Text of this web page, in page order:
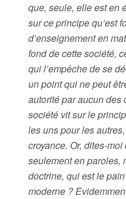
que, seule, elle est en
sur ce principe qu’est
d’enseignement en
fond de cette société,
qui l’empêche de se
un point qui ne peut
autorité par aucun des
société vit sur le
les uns pour les
croyance. Or, dites-
seulement en paroles,
doctrine, qui est le
moderne ?